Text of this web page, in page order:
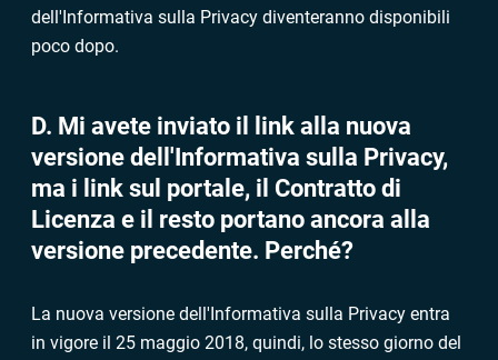
dell'Informativa sulla Privacy diventeranno disponibili
poco dopo.
D. Mi avete inviato il link alla nuova
versione dell'Informativa sulla Privacy,
ma i link sul portale, il Contratto di
Licenza e il resto portano ancora alla
versione precedente. Perché?
La nuova versione dell'Informativa sulla Privacy entra
in vigore il 25 maggio 2018, quindi, lo stesso giorno del